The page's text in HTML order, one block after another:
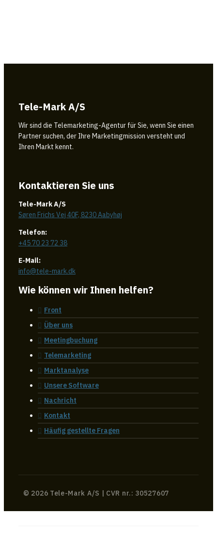
Tele-Mark A/S
Wir sind die Telemarketing-Agentur für Sie, wenn Sie einen
Partner suchen, der Ihre Marketingmission versteht und
Ihren Markt kennt.
Kontaktieren Sie uns
Tele-Mark A/S
Søren Frichs Vej 40F, 8230 Aabyhøj
Telefon:
+45 70 23 72 38
E-Mail:
info@tele-mark.dk
Wie können wir Ihnen helfen?
Front
Über uns
Meetingbuchung
Telemarketing
Marktanalyse
Unsere Software
Nachricht
Kontakt
Häufig gestellte Fragen
© 2026 Tele-Mark A/S | CVR nr.: 30527607